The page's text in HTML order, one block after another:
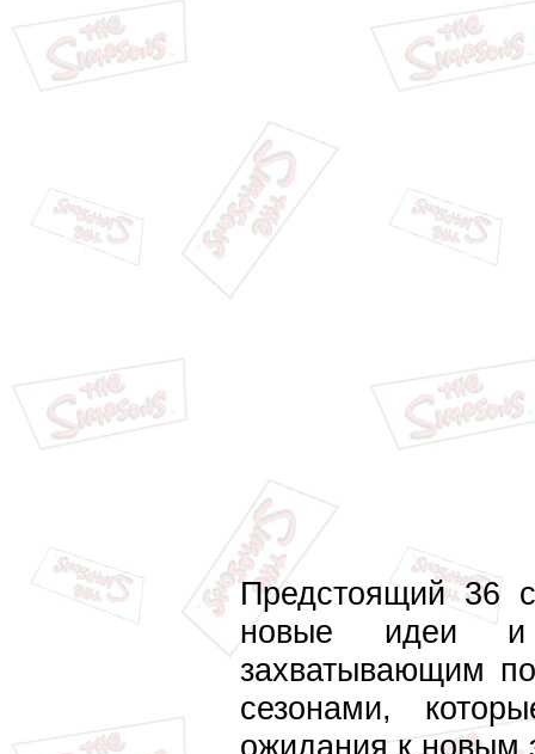
Предстоящий 36
новые идеи и
захватывающим
сезонами,
ожидания к новым